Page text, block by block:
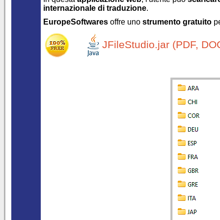
internazionale di traduzione.
EuropeSoftwares offre uno strumento gratuito
JFileStudio.jar (PDF,